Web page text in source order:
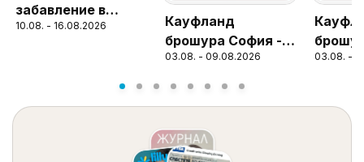
забавление в
училище с KiK
10.08. - 16.08.2026
Кауфланд
брошура София -
Топ оферти
03.08. - 09.08.2026
Топ
03.08. -